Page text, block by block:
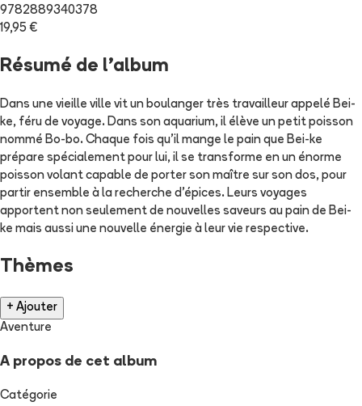
9782889340378
19,95 €
Résumé de l'album
Dans une vieille ville vit un boulanger très travailleur appelé Bei-
ke, féru de voyage. Dans son aquarium, il élève un petit poisson
nommé Bo-bo. Chaque fois qu'il mange le pain que Bei-ke
prépare spécialement pour lui, il se transforme en un énorme
poisson volant capable de porter son maître sur son dos, pour
partir ensemble à la recherche d'épices. Leurs voyages
apportent non seulement de nouvelles saveurs au pain de Bei-
ke mais aussi une nouvelle énergie à leur vie respective.
Thèmes
+ Ajouter
Aventure
A propos de cet album
Catégorie